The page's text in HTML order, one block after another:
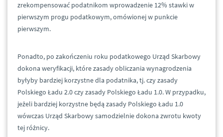
zrekompensować podatnikom wprowadzenie 12% stawki w
pierwszym progu podatkowym, omówionej w punkcie
pierwszym.
Ponadto, po zakończeniu roku podatkowego Urząd Skarbowy
dokona weryfikacji, które zasady obliczania wynagrodzenia
byłyby bardziej korzystne dla podatnika, tj. czy zasady
Polskiego Ładu 2.0 czy zasady Polskiego Ładu 1.0. W przypadku,
jeżeli bardziej korzystne będą zasady Polskiego Ładu 1.0
wówczas Urząd Skarbowy samodzielnie dokona zwrotu kwoty
tej różnicy.